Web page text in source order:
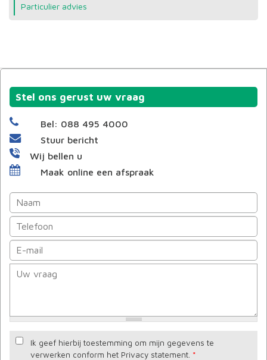
Particulier advies
Stel ons gerust uw vraag
Bel: 088 495 4000
Stuur bericht
Wij bellen u
Maak online een afspraak
Ik geef hierbij toestemming om mijn gegevens te
verwerken conform het Privacy statement. *